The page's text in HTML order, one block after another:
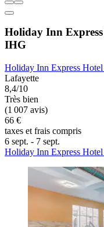
Holiday Inn
IHG
Holiday Inn Express
Lafayette
8,4/10
Très bien
(1 007 avis)
66 €
taxes et frais compris
6 sept. - 7 sept.
Holiday Inn Express